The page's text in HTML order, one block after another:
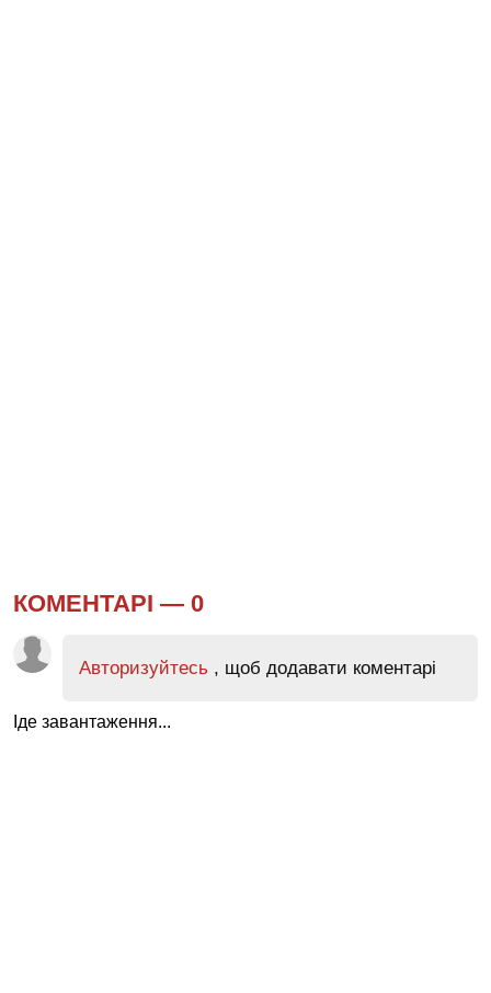
КОМЕНТАРІ — 0
Авторизуйтесь , щоб додавати коментарі
Іде завантаження...